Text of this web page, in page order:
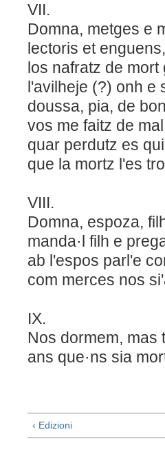
VII.
Domna, metges e
lectoris et enguens,
los nafratz de mort
l'avilheje (?) onh e
doussa, pia, de
vos me faitz de
quar perdutz es
que la mortz l'es
VIII.
Domna, espoza,
manda·l filh e
ab l'espos parl'e
com merces nos
IX.
Nos dormem, mas
ans que·ns sia
‹ Edizioni